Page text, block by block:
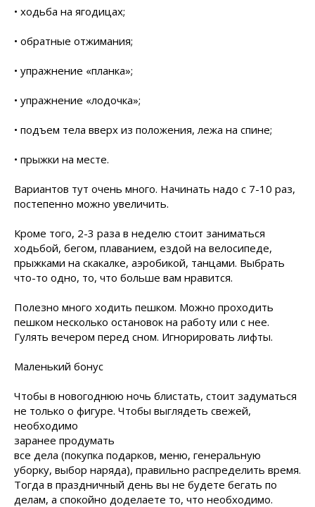
• ходьба на ягодицах;
• обратные отжимания;
• упражнение «планка»;
• упражнение «лодочка»;
• подъем тела вверх из положения, лежа на спине;
• прыжки на месте.
Вариантов тут очень много. Начинать надо с 7-10 раз,
постепенно можно увеличить.
Кроме того, 2-3 раза в неделю стоит заниматься
ходьбой, бегом, плаванием, ездой на велосипеде,
прыжками на скакалке, аэробикой, танцами. Выбрать
что-то одно, то, что больше вам нравится.
Полезно много ходить пешком. Можно проходить
пешком несколько остановок на работу или с нее.
Гулять вечером перед сном. Игнорировать лифты.
Маленький бонус
Чтобы в новогоднюю ночь блистать, стоит задуматься
не только о фигуре. Чтобы выглядеть свежей,
необходимо
заранее продумать
все дела (покупка подарков, меню, генеральную
уборку, выбор наряда), правильно распределить время.
Тогда в праздничный день вы не будете бегать по
делам, а спокойно доделаете то, что необходимо.